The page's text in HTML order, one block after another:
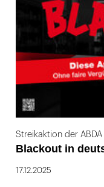
Streikaktion der ABDA
Blackout in
17.12.2025